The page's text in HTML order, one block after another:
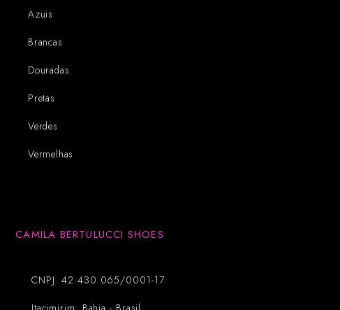
Azuis
Brancas
Douradas
Pretas
Verdes
Vermelhas
CAMILA BERTULUCCI SHOES
CNPJ: 42.430.065/0001-17